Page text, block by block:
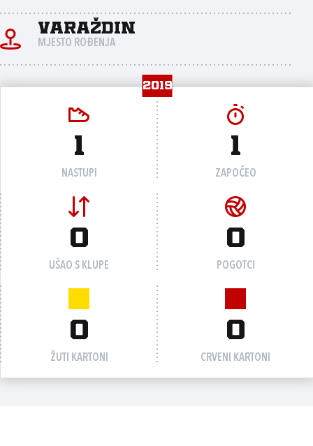
Varaždin
MJESTO ROĐENJA
2019
1
NASTUPI
1
ZAPOČEO
0
UŠAO S KLUPE
0
POGOTCI
0
ŽUTI KARTONI
0
CRVENI KARTONI